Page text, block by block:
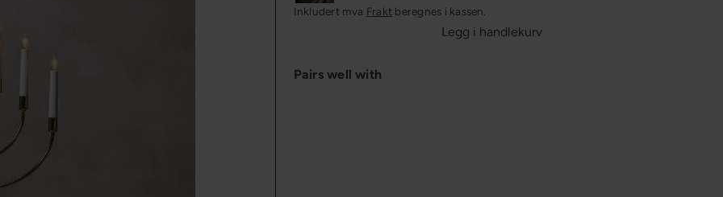
Inkludert mva Frakt beregnes i kassen.
Legg i handlekurv
Pairs well with